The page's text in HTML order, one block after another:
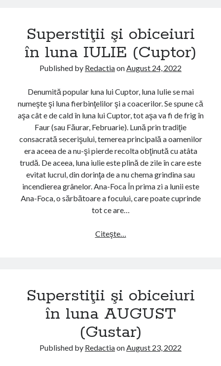
n
M
A
(
F
l
o
r
a
r
)
s
i
ţ
i
ş
i
o
b
i
c
e
i
u
a
U
N
I
E
Superstiţii şi obiceiuri
în luna IULIE (Cuptor)
Published by RedactiaonAugust 24, 2022
Denumită popular luna lui Cuptor, luna Iulie se mai
numeşte şi luna fierbinţelilor şi a coacerilor. Se spune că
aşa cât e de cald în luna lui Cuptor, tot aşa va fi de frig în
Faur (sau Făurar, Februarie). Lună prin tradiţie
consacrată secerişului, temerea principală a oamenilor
era aceea de a nu-şi pierde recolta obţinută cu atâta
trudă. De aceea, luna iulie este plină de zile în care este
evitat lucrul, din dorinţa de a nu chema grindina sau
incendierea grânelor. Ana-Foca În prima zi a lunii este
Ana-Foca, o sărbătoare a focului, care poate cuprinde
tot ce are…
Citeşte…
s
i
ţ
i
i
Superstiţii şi obiceiuri
în luna AUGUST
(Gustar)
Published by RedactiaonAugust 23, 2022